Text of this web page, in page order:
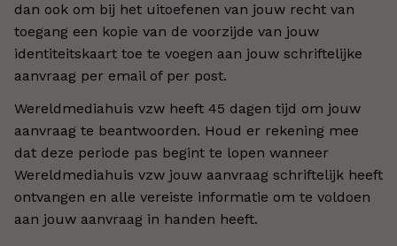
dan ook om bij het uitoefenen van jouw recht van
toegang een kopie van de voorzijde van jouw
identiteitskaart toe te voegen aan jouw schriftelijke
aanvraag per email of per post.
Wereldmediahuis vzw heeft 45 dagen tijd om jouw
aanvraag te beantwoorden. Houd er rekening mee
dat deze periode pas begint te lopen wanneer
Wereldmediahuis vzw jouw aanvraag schriftelijk heeft
ontvangen en alle vereiste informatie om te voldoen
aan jouw aanvraag in handen heeft.